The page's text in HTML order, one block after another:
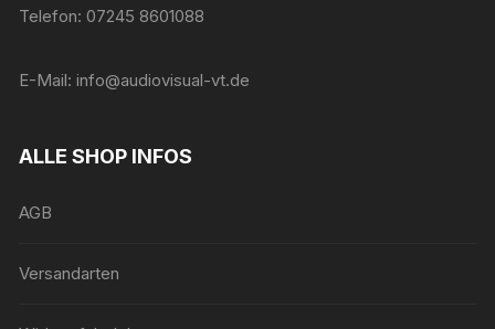
Telefon: 07245 8601088
E-Mail: info@audiovisual-vt.de
ALLE SHOP INFOS
AGB
Versandarten